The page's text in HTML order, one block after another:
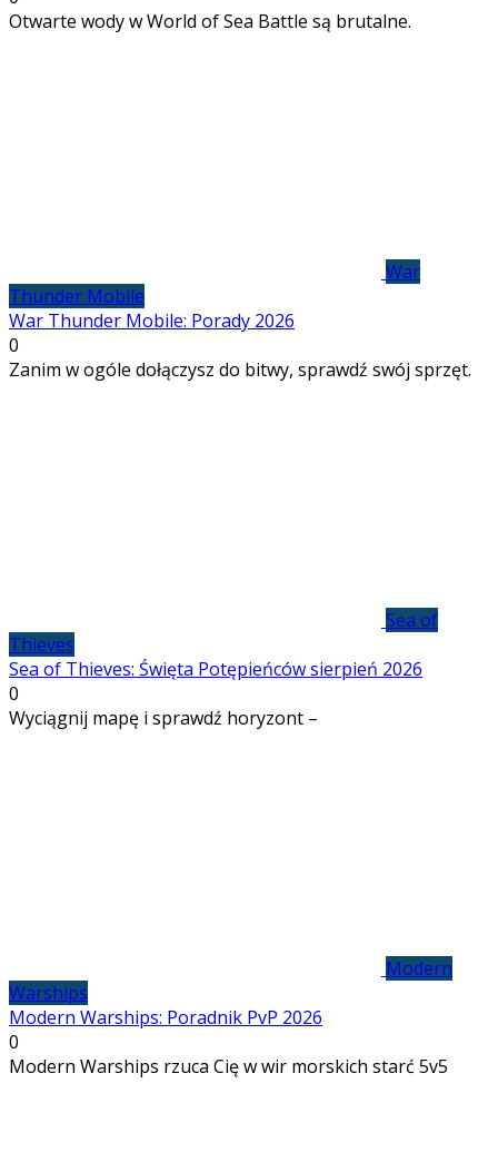
Otwarte wody w World of Sea Battle są brutalne.
War
Thunder Mobile
War Thunder Mobile: Porady 2026
0
Zanim w ogóle dołączysz do bitwy, sprawdź swój sprzęt.
Sea of
Thieves
Sea of Thieves: Święta Potępieńców sierpień 2026
0
Wyciągnij mapę i sprawdź horyzont –
Modern
Warships
Modern Warships: Poradnik PvP 2026
0
Modern Warships rzuca Cię w wir morskich starć 5v5